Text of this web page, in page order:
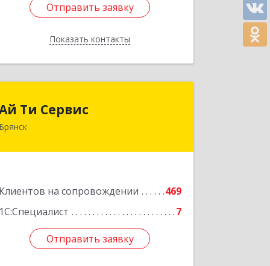
Отправить заявку
Показать контакты
Отправить заявку
Назад
Ти Сервис
Брянск
Клиентов на сопровождении
469
1С:Специалист
7
Отправить заявку
Подробнее
Отправить заявку